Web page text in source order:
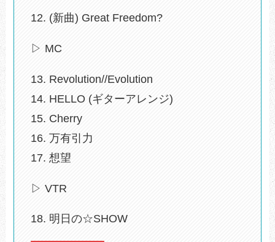
12. (新曲) Great Freedom?
▷ MC
13. Revolution//Evolution
14. HELLO (ギターアレンジ)
15. Cherry
16. 万有引力
17. 想望
▷ VTR
18. 明日の☆SHOW